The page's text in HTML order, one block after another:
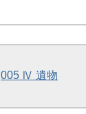
005 Ⅳ 遺物